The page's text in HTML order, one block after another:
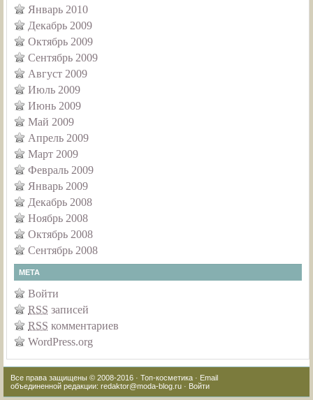
Январь 2010
Декабрь 2009
Октябрь 2009
Сентябрь 2009
Август 2009
Июль 2009
Июнь 2009
Май 2009
Апрель 2009
Март 2009
Февраль 2009
Январь 2009
Декабрь 2008
Ноябрь 2008
Октябрь 2008
Сентябрь 2008
МЕТА
Войти
RSS записей
RSS комментариев
WordPress.org
Все права защищены © 2008-2016 · Топ-косметика · Email
объединенной редакции: redaktor@moda-blog.ru · Войти